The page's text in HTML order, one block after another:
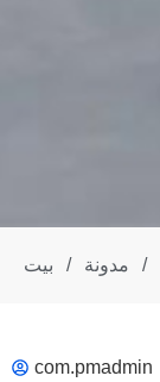
بيت / مدونة /
com.pmadmin